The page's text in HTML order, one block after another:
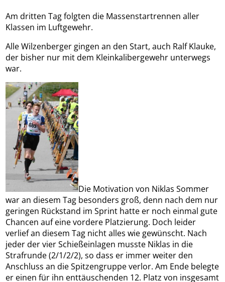
Am dritten Tag folgten die Massenstartrennen aller
Klassen im Luftgewehr.
Alle Wilzenberger gingen an den Start, auch Ralf Klauke,
der bisher nur mit dem Kleinkalibergewehr unterwegs
war.
Die Motivation von Niklas Sommer
war an diesem Tag besonders groß, denn nach dem nur
geringen Rückstand im Sprint hatte er noch einmal gute
Chancen auf eine vordere Platzierung. Doch leider
verlief an diesem Tag nicht alles wie gewünscht. Nach
jeder der vier Schießeinlagen musste Niklas in die
Strafrunde (2/1/2/2), so dass er immer weiter den
Anschluss an die Spitzengruppe verlor. Am Ende belegte
er einen für ihn enttäuschenden 12. Platz von insgesamt